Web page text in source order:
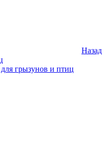
Назад
грызунов и птиц